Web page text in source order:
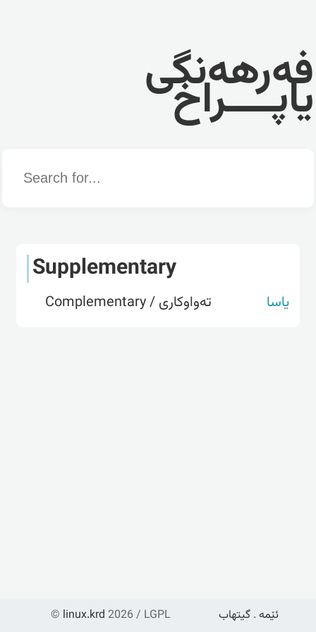
فەرهەنگی
یاپــــراخ
Word
Supplementary
یاسا تەواوکاری / Complementary
© linux.krd 2026 / LGPL ئێمە . گیتهاب